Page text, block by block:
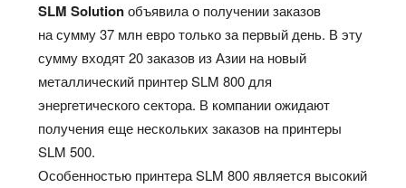
SLM Solution объявила о получении заказов
на сумму 37 млн евро только за первый день. В эту
сумму входят 20 заказов из Азии на новый
металлический принтер SLM 800 для
энергетического сектора. В компании ожидают
получения еще нескольких заказов на принтеры
SLM 500.
Особенностью принтера SLM 800 является высокий